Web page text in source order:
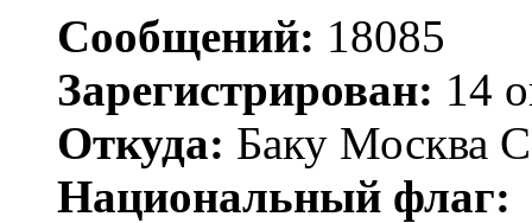
Сообщений: 18085
Зарегистрирован: 14
Откуда: Баку Москва
Национальный флаг: